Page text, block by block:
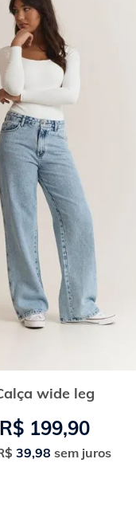
wide leg
R$ 199,90
39,98 sem juros